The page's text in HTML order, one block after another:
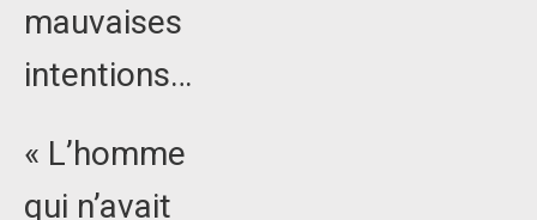
mauvaises
intentions…
« L’homme
qui n’avait